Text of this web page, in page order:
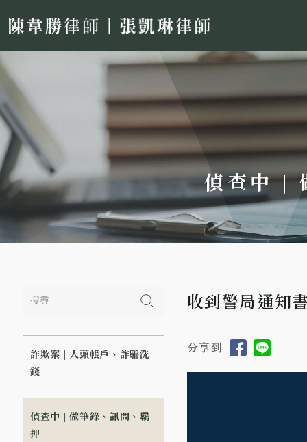
偵查中 |
詐欺案 | 人頭帳戶、詐騙洗
錢
偵查中 | 做筆錄、訊問、羈
押
收到警局通知
分享到